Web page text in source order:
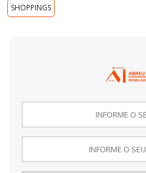
SHOPPINGS